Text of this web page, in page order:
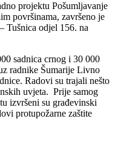
projektu Pošumljavanje
površinama, završeno je
Tušnica odjel 156. na
sadnica crnog i 30 000
radnike Šumarije Livno
Radovi su trajali nešto
uvjeta. Prije samog
izvršeni su građevinski
protupožarne zaštite